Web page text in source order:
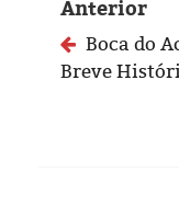
Anterior
Boca do
Breve